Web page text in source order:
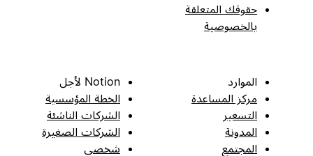
حقوقك المتعلقة
بالخصوصية
الموارد
مركز المساعدة
التسعير
المدونة
المجتمع
Notion لأجل
الخطة المؤسسية
الشركات الناشئة
الشركات الصغيرة
شخصي